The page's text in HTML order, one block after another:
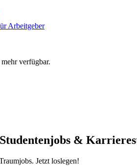
Arbeitgeber
verfügbar.
&
Jetzt loslegen!